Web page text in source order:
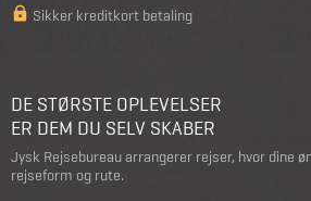
Sikker kreditkort betaling
DE STØRSTE OPLEVELSER
ER DEM DU SELV SKABER
Jysk Rejsebureau arrangerer rejser, hvor dine
rejseform og rute.